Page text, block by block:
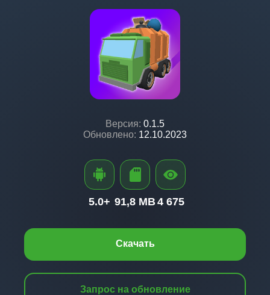
Версия: 0.1.5
Обновлено: 12.10.2023
Скачать
Запрос на обновление
5.0+ 91,8 MB4 675